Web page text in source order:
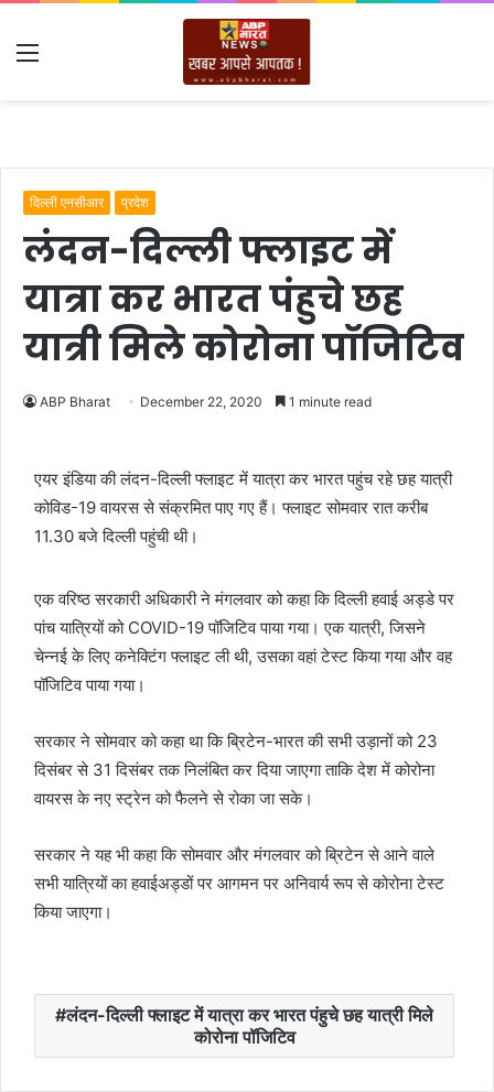
Menu
दिल्ली एनसीआर प्रदेश
लंदन-दिल्ली फ्लाइट में
यात्रा कर भारत पंहुचे छह
यात्री मिले कोरोना पॉजिटिव
ABP Bharat December 22, 2020 1 minute read
एयर इंडिया की लंदन-दिल्ली फ्लाइट में यात्रा कर भारत पहुंच रहे छह यात्री
कोविड-19 वायरस से संक्रमित पाए गए हैं। फ्लाइट सोमवार रात करीब
11.30 बजे दिल्ली पहुंची थी।
एक वरिष्ठ सरकारी अधिकारी ने मंगलवार को कहा कि दिल्ली हवाई अड्डे पर
पांच यात्रियों को COVID-19 पॉजिटिव पाया गया। एक यात्री, जिसने
चेन्नई के लिए कनेक्टिंग फ्लाइट ली थी, उसका वहां टेस्ट किया गया और वह
पॉजिटिव पाया गया।
सरकार ने सोमवार को कहा था कि ब्रिटेन-भारत की सभी उड़ानों को 23
दिसंबर से 31 दिसंबर तक निलंबित कर दिया जाएगा ताकि देश में कोरोना
वायरस के नए स्ट्रेन को फैलने से रोका जा सके।
सरकार ने यह भी कहा कि सोमवार और मंगलवार को ब्रिटेन से आने वाले
सभी यात्रियों का हवाईअड्डों पर आगमन पर अनिवार्य रूप से कोरोना टेस्ट
किया जाएगा।
लंदन-दिल्ली फ्लाइट में यात्रा कर भारत पंहुचे छह यात्री मिले
कोरोना पॉजिटिव